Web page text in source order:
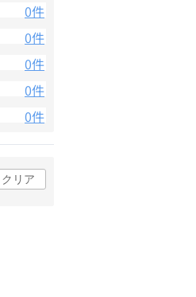
0件
0件
0件
0件
0件
クリア